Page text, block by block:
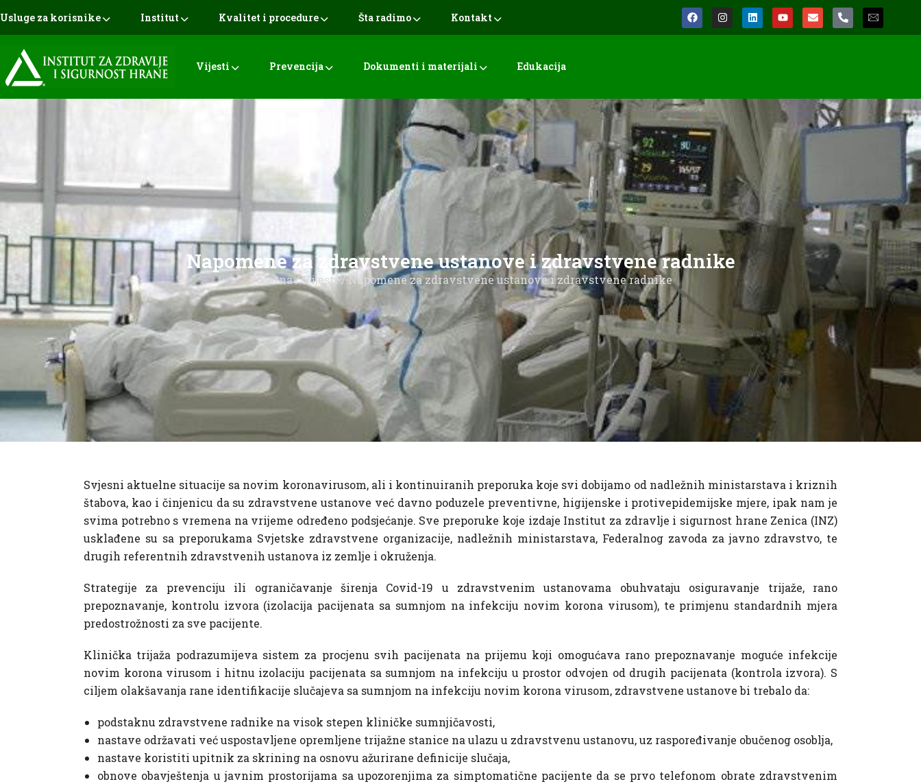
Usluge za korisnike Institut Kvalitet i procedure Šta radimo Kontakt
Vijesti Prevencija Dokumenti i materijali Edukacija
Napomene za zdravstvene ustanove i zdravstvene radnike
Početna/Vijesti/ Napomene za zdravstvene ustanove i zdravstvene radnike
Svjesni aktuelne situacije sa novim koronavirusom, ali i kontinuiranih preporuka koje svi dobijamo od nadležnih ministarstava i kriznih
štabova, kao i činjenicu da su zdravstvene ustanove već davno poduzele preventivne, higijenske i protivepidemijske mjere, ipak nam je
svima potrebno s vremena na vrijeme određeno podsjećanje. Sve preporuke koje izdaje Institut za zdravlje i sigurnost hrane Zenica (INZ)
usklađene su sa preporukama Svjetske zdravstvene organizacije, nadležnih ministarstava, Federalnog zavoda za javno zdravstvo, te
drugih referentnih zdravstvenih ustanova iz zemlje i okruženja.
Strategije za prevenciju ili ograničavanje širenja Covid-19 u zdravstvenim ustanovama obuhvataju osiguravanje trijaže, rano
prepoznavanje, kontrolu izvora (izolacija pacijenata sa sumnjom na infekciju novim korona virusom), te primjenu standardnih mjera
predostrožnosti za sve pacijente.
Klinička trijaža podrazumijeva sistem za procjenu svih pacijenata na prijemu koji omogućava rano prepoznavanje moguće infekcije
novim korona virusom i hitnu izolaciju pacijenata sa sumnjom na infekciju u prostor odvojen od drugih pacijenata (kontrola izvora). S
ciljem olakšavanja rane identifikacije slučajeva sa sumnjom na infekciju novim korona virusom, zdravstvene ustanove bi trebalo da:
podstaknu zdravstvene radnike na visok stepen kliničke sumnjičavosti,
nastave održavati već uspostavljene opremljene trijažne stanice na ulazu u zdravstvenu ustanovu, uz raspoređivanje obučenog osoblja,
nastave koristiti upitnik za skrining na osnovu ažurirane definicije slučaja,
obnove obavještenja u javnim prostorijama sa upozorenjima za simptomatične pacijente da se prvo telefonom obrate zdravstvenim